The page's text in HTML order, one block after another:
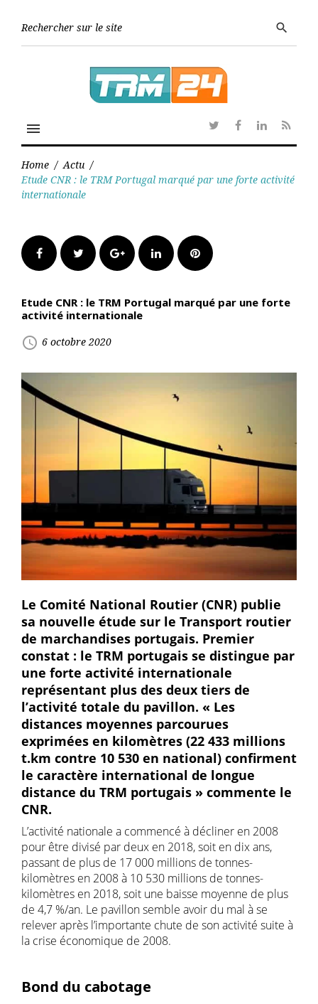
search
menu
TwitterFacebook
Linkedin
RSS
Home / Actu /
Etude CNR : le TRM Portugal marqué par une forte activité
internationale
FacebookTwitter Google+LinkedInPinterest
Etude CNR : le TRM Portugal marqué par une forte
activité internationale
access_time 6 octobre 2020
Le Comité National Routier (CNR) publie
sa nouvelle étude sur le Transport routier
de marchandises portugais. Premier
constat : le TRM portugais se distingue par
une forte activité internationale
représentant plus des deux tiers de
l’activité totale du pavillon. « Les
distances moyennes parcourues
exprimées en kilomètres (22 433 millions
t.km contre 10 530 en national) confirment
le caractère international de longue
distance du TRM portugais » commente le
CNR.
L’activité nationale a commencé à décliner en 2008
pour être divisé par deux en 2018, soit en dix ans,
passant de plus de 17 000 millions de tonnes-
kilomètres en 2008 à 10 530 millions de tonnes-
kilomètres en 2018, soit une baisse moyenne de plus
de 4,7 %/an. Le pavillon semble avoir du mal à se
relever après l’importante chute de son activité suite à
la crise économique de 2008.
Bond du cabotage